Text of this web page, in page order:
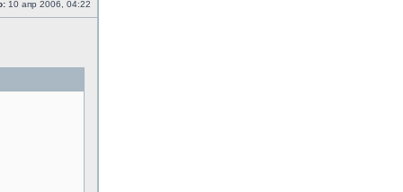
10 апр 2006, 04:22